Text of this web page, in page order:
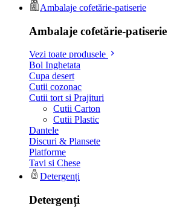
Ambalaje cofetărie-patiserie
Ambalaje cofetărie-patiserie
Vezi toate produsele
Bol Inghetata
Cupa desert
Cutii cozonac
Cutii tort si Prajituri
Cutii Carton
Cutii Plastic
Dantele
Discuri & Plansete
Platforme
Tavi si Chese
Detergenți
Detergenți